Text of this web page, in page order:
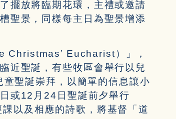
擺放將臨期花環，主禮或邀請
聖景，同樣每主日為聖景增添
Christmas’ Eucharist）」，
近聖誕，有些牧區會舉行以兒
聖誕崇拜，以簡單的信息讓小
或12月24日聖誕前夕舉行
以及相應的詩歌，將基督「道